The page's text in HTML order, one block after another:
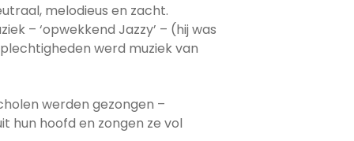
melodieus en zacht.
– ‘opwekkend Jazzy’ – (hij was
werd muziek van
werden gezongen –
hun hoofd en zongen ze vol